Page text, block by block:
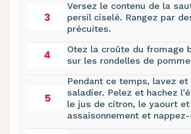
3
Versez le contenu de la
persil ciselé. Rangez par
précuites.
4
Otez la croûte du fromage
sur les rondelles de
5
Pendant ce temps, lavez
saladier. Pelez et hachez
le jus de citron, le yaourt
assaisonnement et